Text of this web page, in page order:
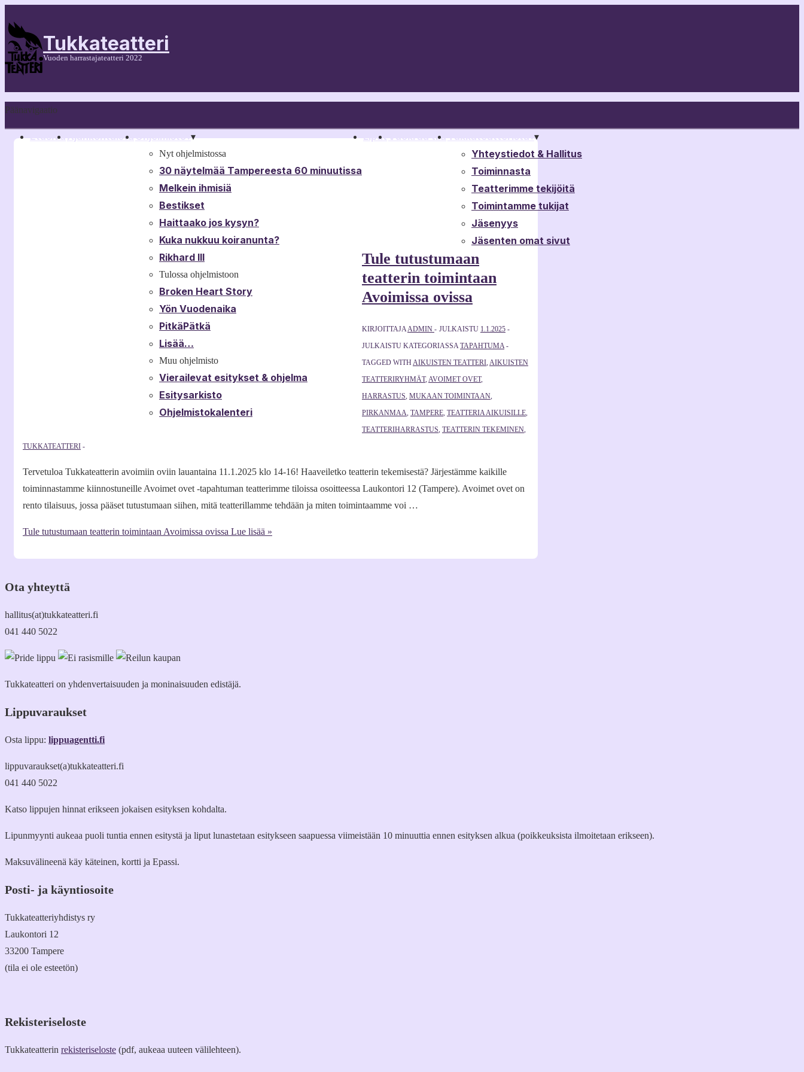
Tukkateatteri
Vuoden harrastajateatteri 2022
Päänavigaatio
EtusivuAjankohtaistaOhjelmisto▾▾
Nyt ohjelmistossa
30 näytelmää Tampereesta 60 minuutissa
Melkein ihmisiä
Bestikset
Haittaako jos kysyn?
Kuka nukkuu koiranunta?
Rikhard III
Tulossa ohjelmistoon
Broken Heart Story
Yön Vuodenaika
PitkäPätkä
Lisää…
Muu ohjelmisto
Vierailevat esitykset & ohjelma
Esitysarkisto
Ohjelmistokalenteri
LiputVuokraa tilaTukkateatterista▾▾
Yhteystiedot & Hallitus
Toiminnasta
Teatterimme tekijöitä
Toimintamme tukijat
Jäsenyys
Jäsenten omat sivut
Tule tutustumaan
teatterin toimintaan
Avoimissa ovissa
KIRJOITTAJAADMIN JULKAISTU 1.1.2025
JULKAISTU KATEGORIASSATAPAHTUMA
TAGGED WITHAIKUISTEN TEATTERI, AIKUISTEN
TEATTERIRYHMÄT, AVOIMET OVET,
HARRASTUS, MUKAAN TOIMINTAAN,
PIRKANMAA, TAMPERE, TEATTERIA AIKUISILLE,
TEATTERIHARRASTUS, TEATTERIN TEKEMINEN,
TUKKATEATTERI
Tervetuloa Tukkateatterin avoimiin oviin lauantaina 11.1.2025 klo 14-16! Haaveiletko teatterin tekemisestä? Järjestämme kaikille
toiminnastamme kiinnostuneille Avoimet ovet -tapahtuman teatterimme tiloissa osoitteessa Laukontori 12 (Tampere). Avoimet ovet on
rento tilaisuus, jossa pääset tutustumaan siihen, mitä teatterillamme tehdään ja miten toimintaamme voi …
Tule tutustumaan teatterin toimintaan Avoimissa ovissa Lue lisää »
Ota yhteyttä
hallitus(at)tukkateatteri.fi
041 440 5022
Tukkateatteri on yhdenvertaisuuden ja moninaisuuden edistäjä.
Lippuvaraukset
Osta lippu: lippuagentti.fi
lippuvaraukset(a)tukkateatteri.fi
041 440 5022
Katso lippujen hinnat erikseen jokaisen esityksen kohdalta.
Lipunmyynti aukeaa puoli tuntia ennen esitystä ja liput lunastetaan esitykseen saapuessa viimeistään 10 minuuttia ennen esityksen alkua (poikkeuksista ilmoitetaan erikseen).
Maksuvälineenä käy käteinen, kortti ja Epassi.
Posti- ja käyntiosoite
Tukkateatteriyhdistys ry
Laukontori 12
33200 Tampere
(tila ei ole esteetön)
Rekisteriseloste
Tukkateatterin rekisteriseloste (pdf, aukeaa uuteen välilehteen).